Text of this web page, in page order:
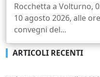
Rocchetta a Volturno,
10 agosto 2026, alle
convegni del...
ARTICOLI RECENTI